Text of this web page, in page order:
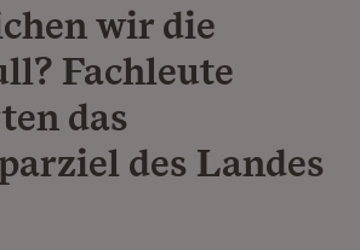
wir die
Fachleute
das
des Landes